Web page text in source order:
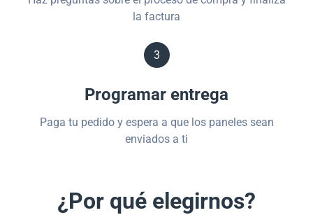
la factura
3
Programar entrega
Paga tu pedido y espera a que los paneles sean
enviados a ti
¿Por qué elegirnos?